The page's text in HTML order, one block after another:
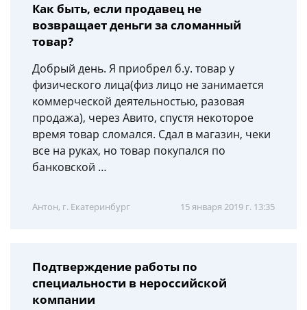
Как быть, если продавец не
возвращает деньги за сломанный
товар?
Добрый день. Я приобрел б.у. товар у
физического лица(физ лицо не занимается
коммерческой деятельностью, разовая
продажа), через Авито, спустя некоторое
время товар сломался. Сдал в магазин, чеки
все на руках, но товар покупался по
банковской …
Антон, г. Екатеринбург 15 января 2019 г. 13:35
Подтверждение работы по
специальности в нероссийской
компании